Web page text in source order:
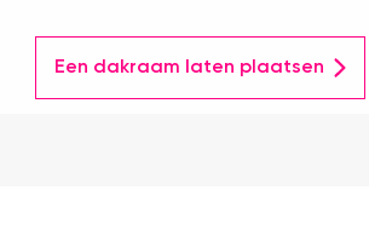
Een dakraam laten plaatsen